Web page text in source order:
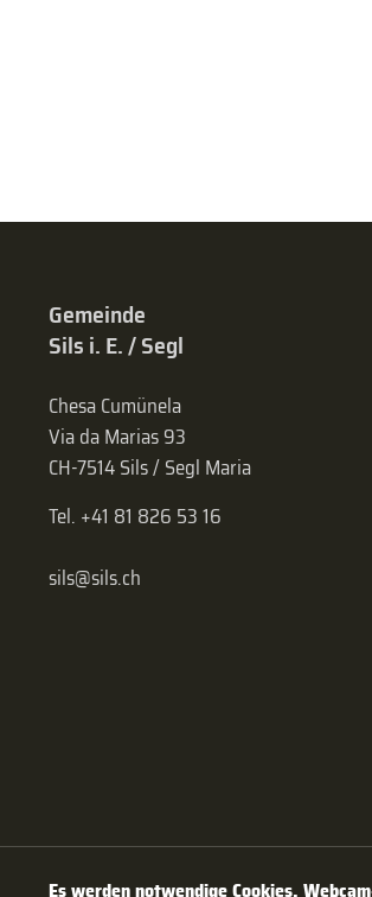
Gemeinde
Sils i. E. / Segl
Chesa Cumünela
Via da Marias 93
CH-7514 Sils / Segl Maria
Tel. +41 81 826 53 16
sils@sils.ch
Es werden notwendige Cookies,